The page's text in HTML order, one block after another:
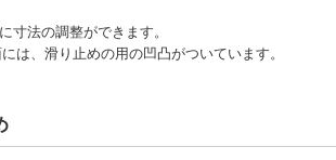
寸法の調整ができます。
は、滑り止めの用の凹凸がついています。